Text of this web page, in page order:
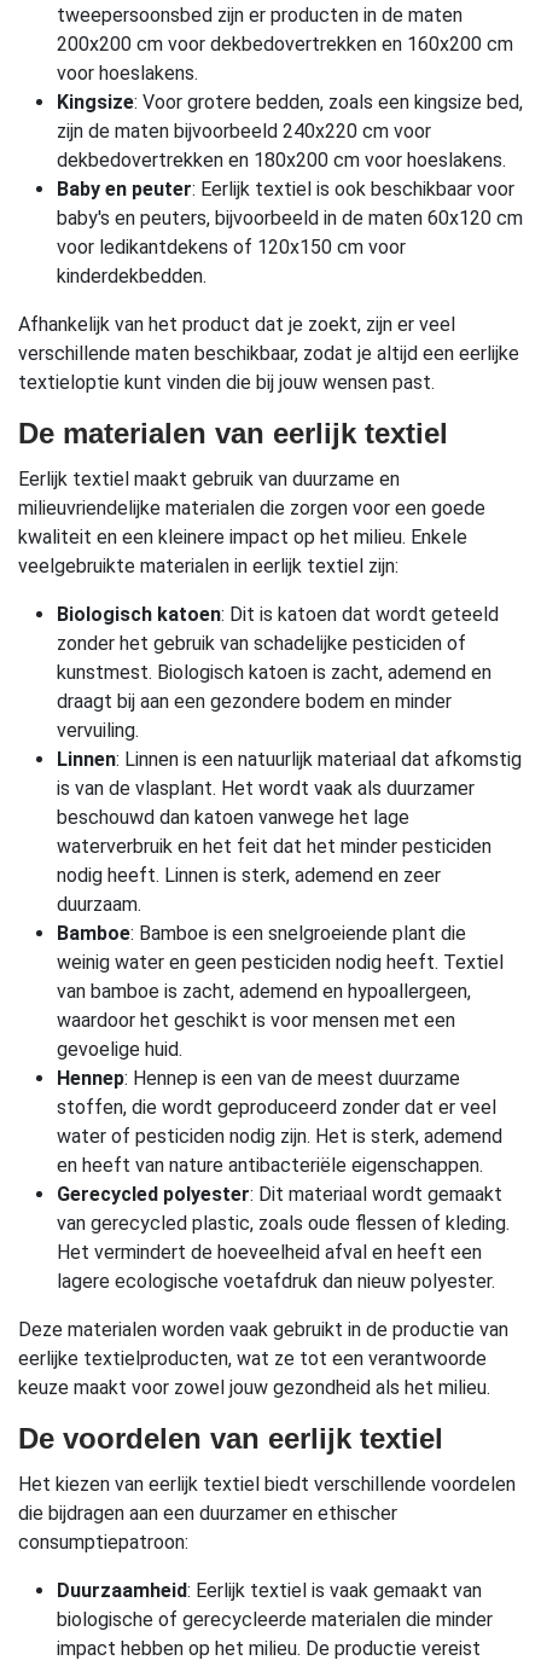
tweepersoonsbed zijn er producten in de maten
200x200 cm voor dekbedovertrekken en 160x200 cm
voor hoeslakens.
Kingsize: Voor grotere bedden, zoals een kingsize bed,
zijn de maten bijvoorbeeld 240x220 cm voor
dekbedovertrekken en 180x200 cm voor hoeslakens.
Baby en peuter: Eerlijk textiel is ook beschikbaar voor
baby's en peuters, bijvoorbeeld in de maten 60x120 cm
voor ledikantdekens of 120x150 cm voor
kinderdekbedden.
Afhankelijk van het product dat je zoekt, zijn er veel
verschillende maten beschikbaar, zodat je altijd een eerlijke
textieloptie kunt vinden die bij jouw wensen past.
De materialen van eerlijk textiel
Eerlijk textiel maakt gebruik van duurzame en
milieuvriendelijke materialen die zorgen voor een goede
kwaliteit en een kleinere impact op het milieu. Enkele
veelgebruikte materialen in eerlijk textiel zijn:
Biologisch katoen: Dit is katoen dat wordt geteeld
zonder het gebruik van schadelijke pesticiden of
kunstmest. Biologisch katoen is zacht, ademend en
draagt bij aan een gezondere bodem en minder
vervuiling.
Linnen: Linnen is een natuurlijk materiaal dat afkomstig
is van de vlasplant. Het wordt vaak als duurzamer
beschouwd dan katoen vanwege het lage
waterverbruik en het feit dat het minder pesticiden
nodig heeft. Linnen is sterk, ademend en zeer
duurzaam.
Bamboe: Bamboe is een snelgroeiende plant die
weinig water en geen pesticiden nodig heeft. Textiel
van bamboe is zacht, ademend en hypoallergeen,
waardoor het geschikt is voor mensen met een
gevoelige huid.
Hennep: Hennep is een van de meest duurzame
stoffen, die wordt geproduceerd zonder dat er veel
water of pesticiden nodig zijn. Het is sterk, ademend
en heeft van nature antibacteriële eigenschappen.
Gerecycled polyester: Dit materiaal wordt gemaakt
van gerecycled plastic, zoals oude flessen of kleding.
Het vermindert de hoeveelheid afval en heeft een
lagere ecologische voetafdruk dan nieuw polyester.
Deze materialen worden vaak gebruikt in de productie van
eerlijke textielproducten, wat ze tot een verantwoorde
keuze maakt voor zowel jouw gezondheid als het milieu.
De voordelen van eerlijk textiel
Het kiezen van eerlijk textiel biedt verschillende voordelen
die bijdragen aan een duurzamer en ethischer
consumptiepatroon:
Duurzaamheid: Eerlijk textiel is vaak gemaakt van
biologische of gerecycleerde materialen die minder
impact hebben op het milieu. De productie vereist